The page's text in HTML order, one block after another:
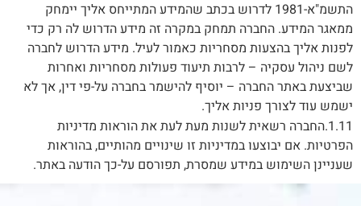
התשמ"א-1981 לדרוש בכתב שהמידע המתייחס אליך יימחק
ממאגר המידע. החברה תמחק במקרה זה מידע הדרוש לה רק כדי
לפנות אליך בהצעות מסחריות כאמור לעיל. מידע הדרוש לחברה
לשם ניהול עסקיה – לרבות תיעוד פעולות מסחריות ואחרות
שביצעת באתר החברה – יוסיף להישמר בחברה על-פי דין, אך לא
ישמש עוד לצורך פניות אליך.
1.11.החברה רשאית לשנות מעת לעת את הוראות מדיניות
הפרטיות. אם יבוצעו במדיניות זו שינויים מהותיים, בהוראות
שעניינן השימוש במידע שמסרת, תפורסם על-כך הודעה באתר.